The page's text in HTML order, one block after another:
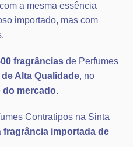
a mesma essência
importado, mas com
fragrâncias de Perfumes
Alta Qualidade, no
do mercado.
Contratipos na Sinta
fragrância importada de